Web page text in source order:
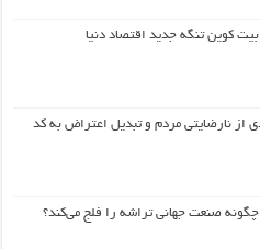
بیت کوین تنگه جدید اقتصاد دنیا
از نارضایتی مردم و تبدیل اعتراض به کد
صنعت جهانی تراشه را فلج می‌کند؟